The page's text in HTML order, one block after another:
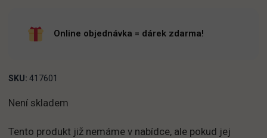
Online objednávka = dárek zdarma!
SKU: 417601
Není skladem
Tento produkt již nemáme v nabídce, ale pokud jej